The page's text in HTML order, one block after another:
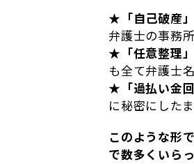
★ 「自己破産」
弁護士の事務
★ 「任意整理」
も全て弁護士
★ 「過払い金回
に秘密にした
このような形
で数多くいら